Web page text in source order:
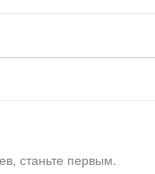
станьте первым.